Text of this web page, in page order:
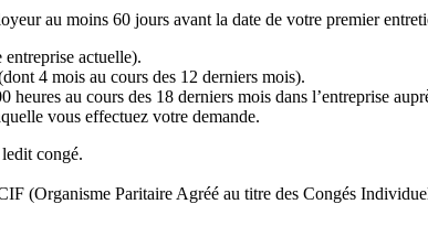
au moins 60 jours avant la date de votre premier
entreprise actuelle).
4 mois au cours des 12 derniers mois).
au cours des 18 derniers mois dans l’entreprise
vous effectuez votre demande.
congé.
(Organisme Paritaire Agréé au titre des Congés